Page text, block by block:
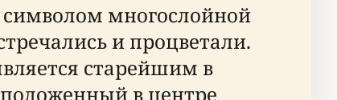
многослойной
и процветали.
старейшим в
в центре